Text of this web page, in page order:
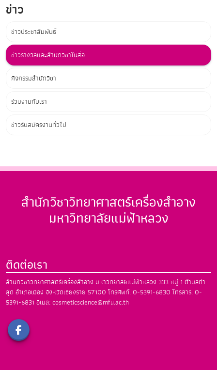
ข่าว
ข่าวประชาสัมพันธ์
ข่าวรางวัลและสำนักวิชาในสื่อ
กิจกรรมสำนักวิชา
ร่วมงานกับเรา
ข่าวรับสมัครงานทั่วไป
สำนักวิชาวิทยาศาสตร์เครื่องสำอาง
มหาวิทยาลัยแม่ฟ้าหลวง
ติดต่อเรา
สำนักวิชาวิทยาศาสตร์เครื่องสำอาง มหาวิทยาลัยแม่ฟ้าหลวง 333 หมู่ 1 ตำบลท่า
สุด อำเภอเมือง จังหวัดเชียงราย 57100 โทรศัพท์. 0-5391-6830 โทรสาร. 0-
5391-6831 อีเมล: cosmeticscience@mfu.ac.th